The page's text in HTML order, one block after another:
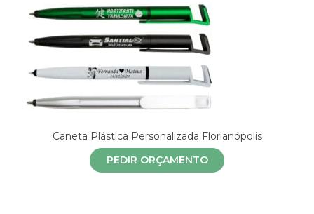
Caneta Plástica Personalizada Florianópolis
PEDIR ORÇAMENTO